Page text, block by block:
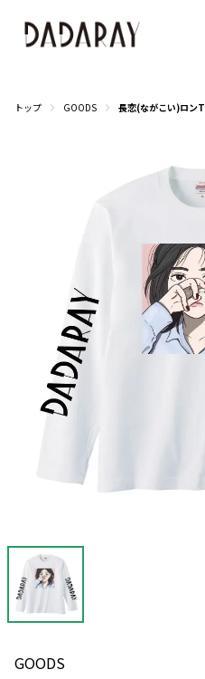
トップ GOODS 長恋(ながこい)ロンT
GOODS